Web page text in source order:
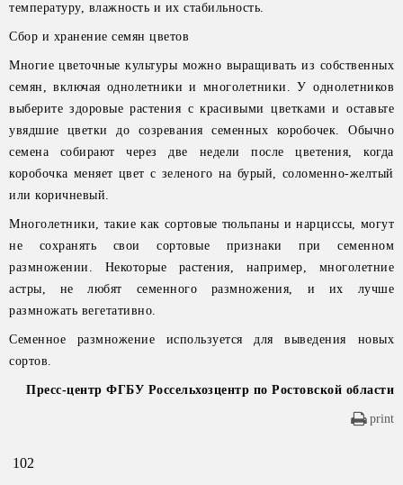
температуру, влажность и их стабильность.
Сбор и хранение семян цветов
Многие цветочные культуры можно выращивать из собственных
семян, включая однолетники и многолетники. У однолетников
выберите здоровые растения с красивыми цветками и оставьте
увядшие цветки до созревания семенных коробочек. Обычно
семена собирают через две недели после цветения, когда
коробочка меняет цвет с зеленого на бурый, соломенно-желтый
или коричневый.
Многолетники, такие как сортовые тюльпаны и нарциссы, могут
не сохранять свои сортовые признаки при семенном
размножении. Некоторые растения, например, многолетние
астры, не любят семенного размножения, и их лучше
размножать вегетативно.
Семенное размножение используется для выведения новых
сортов.
Пресс-центр ФГБУ Россельхозцентр по Ростовской области
print
102